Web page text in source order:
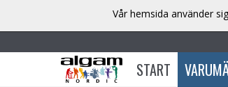
START
Vår hemsida använder